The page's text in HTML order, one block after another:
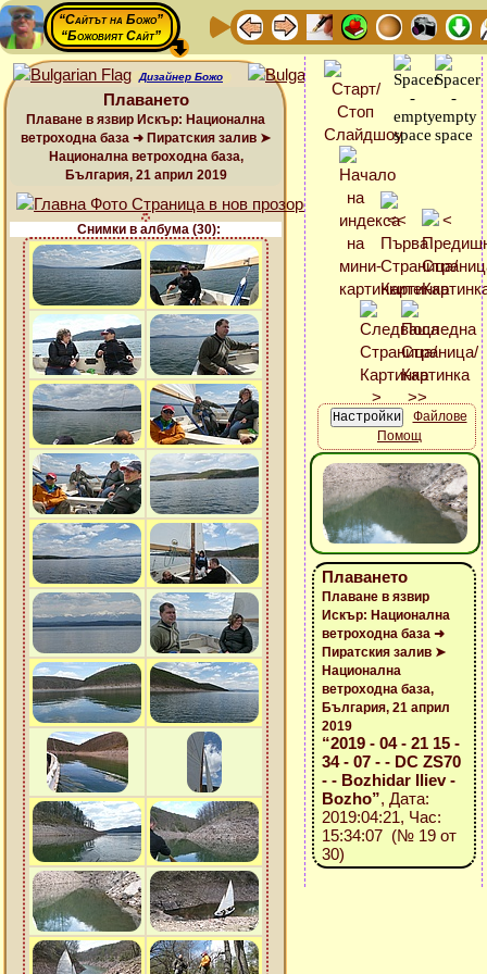
“Сайтът на Божо”
“Божовият Сайт”
Дизайнер Божо
Плаването
Плаване в язвир Искър: Национална
ветроходна база ➜ Пиратския залив ➤
Национална ветроходна база,
България, 21 април 2019
Снимки в албума (30):
Файлове
Помощ
Плаването
Плаване в язвир
Искър: Национална
ветроходна база ➜
Пиратския залив ➤
Национална
ветроходна база,
България, 21 април
2019
“2019 - 04 - 21 15 -
34 - 07 - - DC ZS70
- - Bozhidar Iliev -
Bozho”, Дата:
2019:04:21, Час:
15:34:07 (№ 19 от
30)